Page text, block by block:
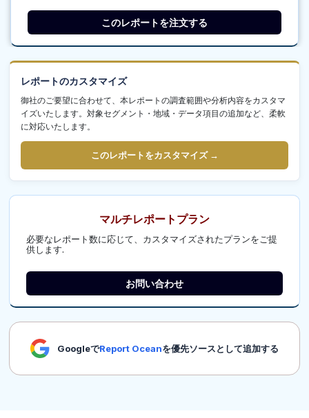
このレポートを注文する
レポートのカスタマイズ
御社のご要望に合わせて、本レポートの調査範囲や分析内容をカスタマ
イズいたします。対象セグメント・地域・データ項目の追加など、柔軟
に対応いたします。
このレポートをカスタマイズ →
マルチレポートプラン
必要なレポート数に応じて、カスタマイズされたプランをご提
供します.
お問い合わせ
GoogleでReport Oceanを優先ソースとして追加する